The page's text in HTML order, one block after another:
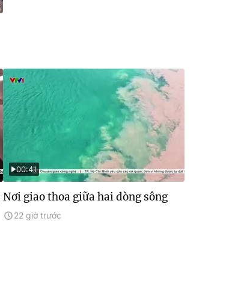
00:41
Nơi giao thoa giữa hai dòng sông
22 giờ trước